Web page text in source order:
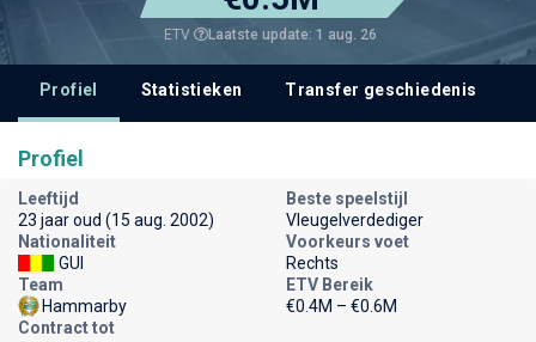
ETV Laatste update: 1 aug. 26
Profiel Statistieken Transfer geschiedenis
Profiel
Leeftijd
23 jaar oud (15 aug. 2002)
Beste speelstijl
Vleugelverdediger
Nationaliteit
GUI
Voorkeurs voet
Rechts
Team
Hammarby
ETV Bereik
€0.4M – €0.6M
Contract tot